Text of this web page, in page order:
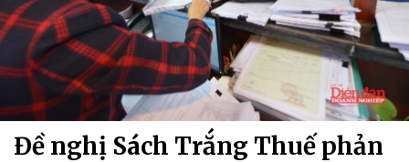
Đề nghị Sách Trắng Thuế phản